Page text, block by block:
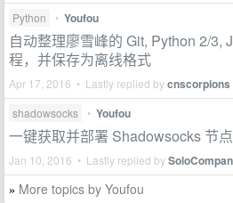
Python • Youfou
自动整理廖雪峰的 Git, Python 2/3,
程，并保存为离线格式
Apr 17, 2016 • Lastly replied bycnscorpions
shadowsocks • Youfou
一键获取并部署 Shadowsocks 节点
Jan 10, 2016 • Lastly replied by
» More topics by Youfou